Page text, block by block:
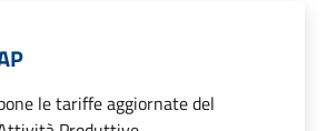
le tariffe aggiornate del